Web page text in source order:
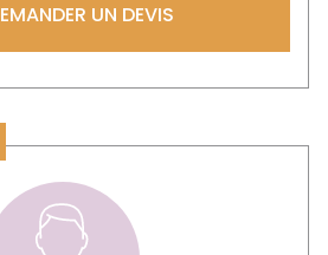
UN DEVIS